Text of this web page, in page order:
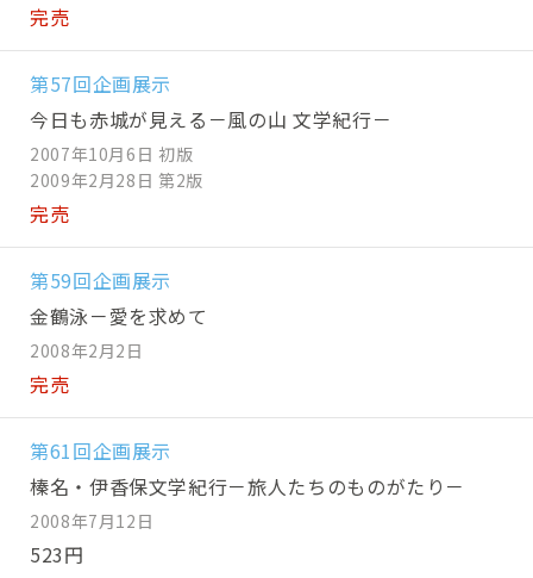
完売
第57回企画展示
今日も赤城が見える－風の山 文学紀行－
2007年10月6日 初版
2009年2月28日 第2版
完売
第59回企画展示
金鶴泳－愛を求めて
2008年2月2日
完売
第61回企画展示
榛名・伊香保文学紀行－旅人たちのものがたり－
2008年7月12日
523円